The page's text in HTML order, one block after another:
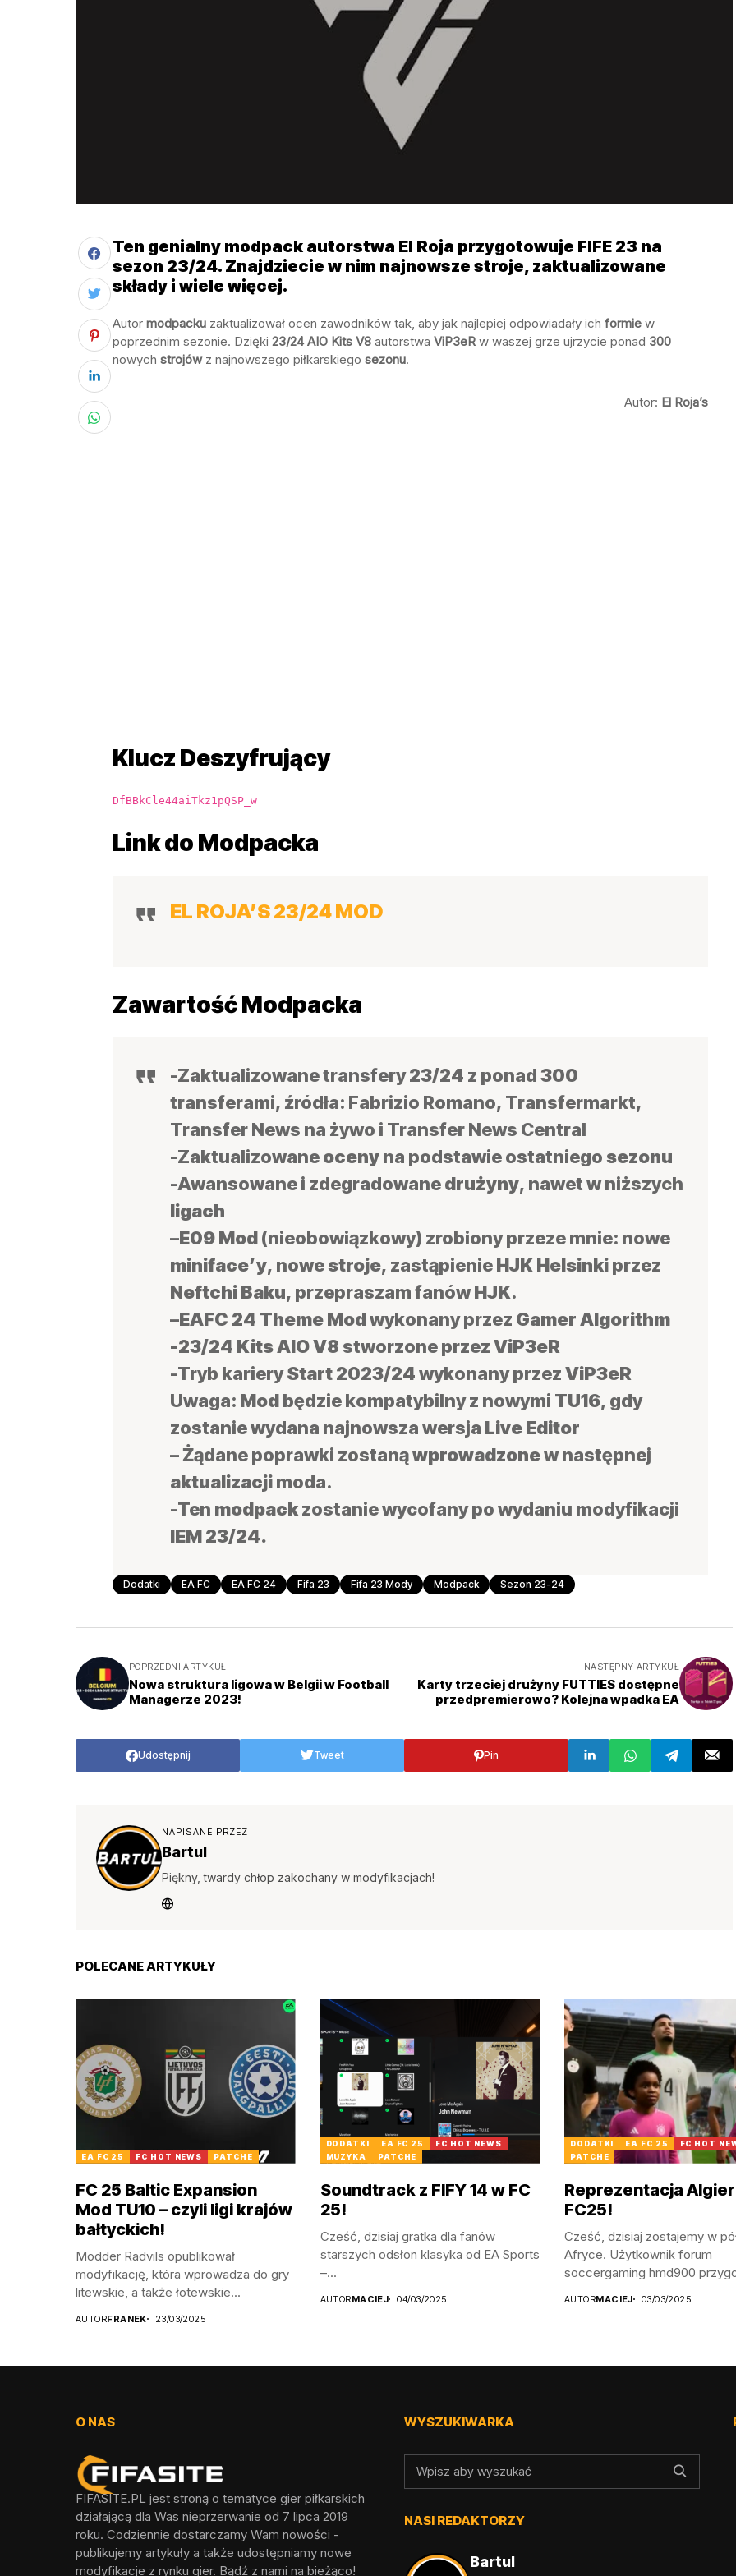
Ten genialny modpack autorstwa El Roja przygotowuje FIFE 23 na
sezon 23/24. Znajdziecie w nim najnowsze stroje, zaktualizowane
składy i wiele więcej.
Autor modpacku zaktualizował ocen zawodników tak, aby jak najlepiej odpowiadały ich formie w
poprzednim sezonie. Dzięki 23/24 AIO Kits V8 autorstwa ViP3eR w waszej grze ujrzycie ponad 300
nowych strojówz najnowszego piłkarskiego sezonu.
Autor: El Roja’s
Klucz Deszyfrujący
DfBBkCle44aiTkz1pQSP_w
Link do Modpacka
EL ROJA’S 23/24 MOD
Zawartość Modpacka
-Zaktualizowane transfery23/24 z ponad300
transferami, źródła: Fabrizio Romano, Transfermarkt,
Transfer News na żywo i Transfer News Central
-Zaktualizowaneocenyna podstawie ostatniegosezonu
-Awansowane i zdegradowanedrużyny, nawet w niższych
ligach
–E09 Mod(nieobowiązkowy) zrobiony przeze mnie: nowe
miniface’y, nowestroje, zastąpienieHJKHelsinkiprzez
Neftchi Baku, przepraszam fanówHJK.
–EAFC 24 Theme Modwykonany przez Gamer Algorithm
-23/24 Kits AIO V8stworzone przezViP3eR
-Tryb karieryStart 2023/24wykonany przezViP3eR
Uwaga: Modbędzie kompatybilny z nowymi TU16, gdy
zostanie wydana najnowsza wersja Live Editor
– Żądane poprawki zostanąwprowadzonew następnej
aktualizacjimoda.
-Ten modpackzostanie wycofany po wydaniu modyfikacji
IEM 23/24.
Dodatki EA FC EA FC 24 Fifa 23 Fifa 23 Mody Modpack Sezon 23-24
POPRZEDNI ARTYKUŁ
Nowa struktura ligowa w Belgii w Football
Managerze 2023!
NASTĘPNY ARTYKUŁ
Karty trzeciej drużyny FUTTIES dostępne
przedpremierowo? Kolejna wpadka EA
Udostępnij Tweet Pin
NAPISANE PRZEZ
Bartul
Piękny, twardy chłop zakochany w modyfikacjach!
POLECANE ARTYKUŁY
EA FC 25 FC HOT NEWS PATCHE
FC 25 Baltic Expansion
Mod TU10 – czyli ligi krajów
bałtyckich!
Modder Radvils opublikował
modyfikację, która wprowadza do gry
litewskie, a także łotewskie...
AUTORFRANEK 23/03/2025
DODATKI EA FC 25
FC HOT NEWS
MUZYKA
PATCHE
Soundtrack z FIFY 14 w FC
25!
Cześć, dzisiaj gratka dla fanów
starszych odsłon klasyka od EA Sports
–...
AUTORMACIEJ 04/03/2025
DODATKI EA FC 25
FC HOT
PATCHE
Reprezentacja
FC25!
Cześć, dzisiaj zostajemy w
Afryce. Użytkownik forum
soccergaming hmd900
AUTORMACIEJ 03/03/2025
O NAS
FIFASITE.PL jest stroną o tematyce gier piłkarskich
działającą dla Was nieprzerwanie od 7 lipca 2019
roku. Codziennie dostarczamy Wam nowości -
publikujemy artykuły a także udostępniamy nowe
modyfikacje z rynku gier. Bądź z nami na bieżąco!
WYSZUKIWARKA
NASI REDAKTORZY
Bartul